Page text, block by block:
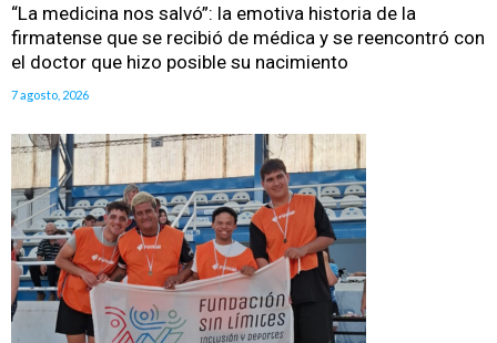
“La medicina nos salvó”: la emotiva historia de la
firmatense que se recibió de médica y se reencontró con
el doctor que hizo posible su nacimiento
7 agosto, 2026